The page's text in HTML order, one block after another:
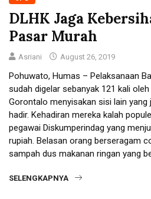
DLHK Jaga
Pasar Murah
Asriani August 26, 2019
Pohuwato, Humas – Pelaksanaan
sudah digelar sebanyak 121 kali
Gorontalo menyisakan sisi lain yang
hadir. Kehadiran mereka kalah
pegawai Diskumperindag yang
rupiah. Belasan orang berseragam
sampah dus makanan ringan yang
SELENGKAPNYA